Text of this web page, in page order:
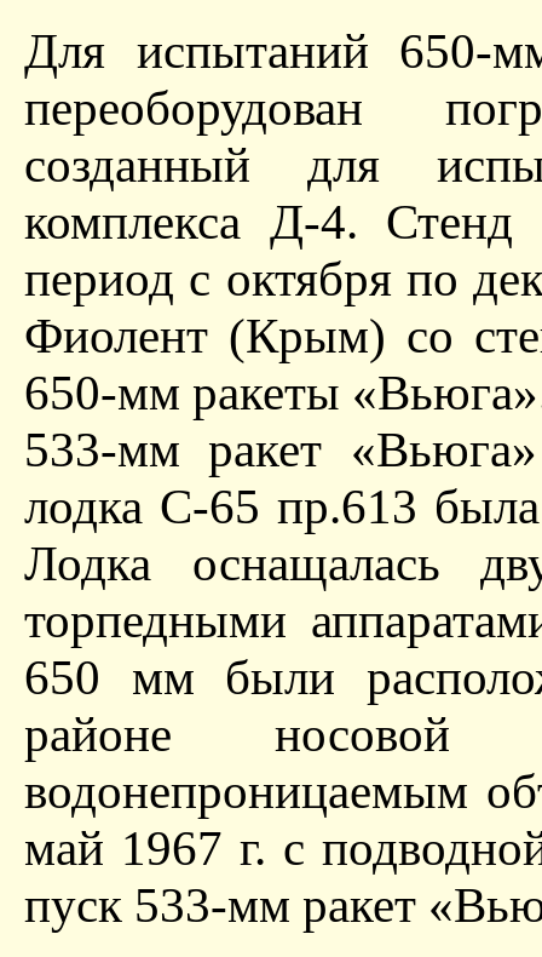
Для испытаний 650-
переоборудован
созданный для
комплекса Д-4.
период с октября по
Фиолент (Крым) со
650-мм ракеты
533-мм ракет
лодка С-65 пр.613
Лодка оснащалась
торпедными
650 мм были
районе носовой
водонепроницаемым
май 1967 г. с
пуск 533-мм ракет